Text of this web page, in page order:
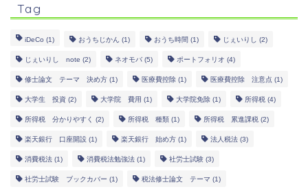
Tag
iDeCo (1) おうちじかん (1) おうち時間 (1) じぇいりし (2)
じぇいりし note (2) ネオモバ (5) ポートフォリオ (4)
修士論文 テーマ 決め方 (1) 医療費控除 (1) 医療費控除 注意点 (1)
大学生 投資 (2) 大学院 費用 (1) 大学院免除 (1) 所得税 (4)
所得税 分かりやすく (2) 所得税 種類 (1) 所得税 累進課税 (2)
楽天銀行 口座開設 (1) 楽天銀行 始め方 (1) 法人税法 (3)
消費税法 (1) 消費税法勉強法 (1) 社労士試験 (3)
社労士試験 ブックカバー (1) 税法修士論文 テーマ (1)